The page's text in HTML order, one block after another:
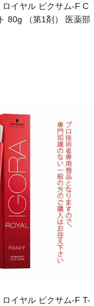
イヤル ピクサム-F C
80g （第1剤） 医薬部
イヤル ピクサム-F T-